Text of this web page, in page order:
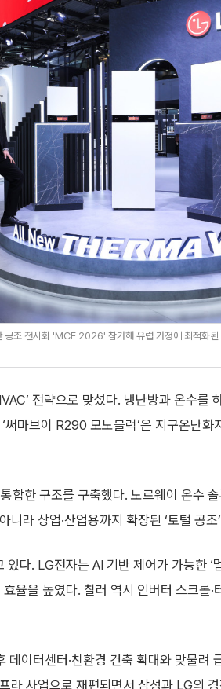
조 전시회 'MCE 2026' 참가해 유럽 가정에 최적화된
전략으로 맞섰다. 냉난방과 온수를
써마브이 R290 모노블럭’은 지구온난
합한 구조를 구축했다. 노르웨이 온수
라 상업·산업용까지 확장된 ‘토털 공조
다. LG전자는 AI 기반 제어가 가능한 ‘
율을 높였다. 칠러 역시 인버터 스크롤·
데이터센터·친환경 건축 확대와 맞물려
라 사업으로 재편되면서 삼성과 LG의